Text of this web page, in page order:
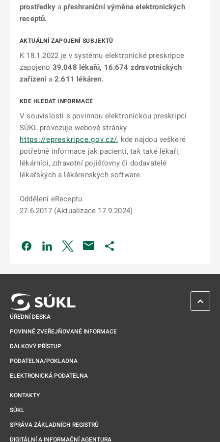
prostředky apřeshraniční výměna elektronických
receptů.
AKTUÁLNÍ ZAPOJENÍ SUBJEKTŮ
K 18.1.2022 je v systému elektronické preskripce
zapojeno 39.048 lékařů, 16.674 zdravotnických
zařízení a2.611 lékáren.
KDE HLEDAT INFORMACE
V souvislosti s povinnou elektronickou preskripcí
SÚKL provozuje webové stránky
https://epreskripce.gov.cz/, kde najdou veškeré
potřebné informace jak pacienti, tak také lékaři,
lékárníci, zdravotní pojišťovny či dodavatelé
lékařských a lékárenských software.
Oddělení eReceptu
27.6.2017 (Aktualizace 17.9.2024)
Odkaz se otevře na nové kartě
Odkaz se otevře na nové kartě
Odkaz se otevře na nové kartě
ÚŘEDNÍ DESKA
POVINNĚ ZVEŘEJŇOVANÉ INFORMACE
DÁLKOVÝ PŘÍSTUP
PODATELNA/POKLADNA
ELEKTRONICKÁ PODATELNA
KONTAKTY
SÚKL
SPRÁVA ZÁKLADNÍCH REGISTRŮ
DIGITÁLNÍ A INFORMAČNÍ AGENTURA
ZPĚT